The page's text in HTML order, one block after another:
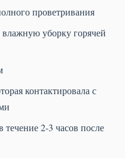
проветривания
уборку горячей
контактировала с
2-3 часов после